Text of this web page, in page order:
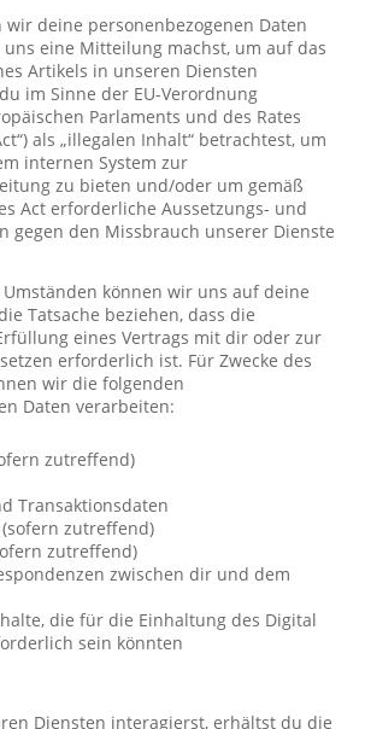
deine personenbezogenen Daten
eine Mitteilung machst, um auf das
Artikels in unseren Diensten
im Sinne der EU-Verordnung
Parlaments und des Rates
als „illegalen Inhalt“ betrachtest, um
internen System zur
zu bieten und/oder um gemäß
Act erforderliche Aussetzungs- und
gegen den Missbrauch unserer Dienste
können wir uns auf deine
Tatsache beziehen, dass die
eines Vertrags mit dir oder zur
erforderlich ist. Für Zwecke des
wir die folgenden
Daten verarbeiten:
zutreffend)
Transaktionsdaten
zutreffend)
zutreffend)
zwischen dir und dem
die für die Einhaltung des Digital
sein könnten
Diensten interagierst, erhältst du die